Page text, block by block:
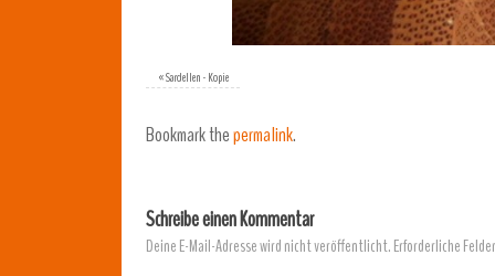
«Sardellen - Kopie
Bookmark thepermalink.
Schreibe einen Kommentar
Deine E-Mail-Adresse wird nicht veröffentlicht.Erforderliche